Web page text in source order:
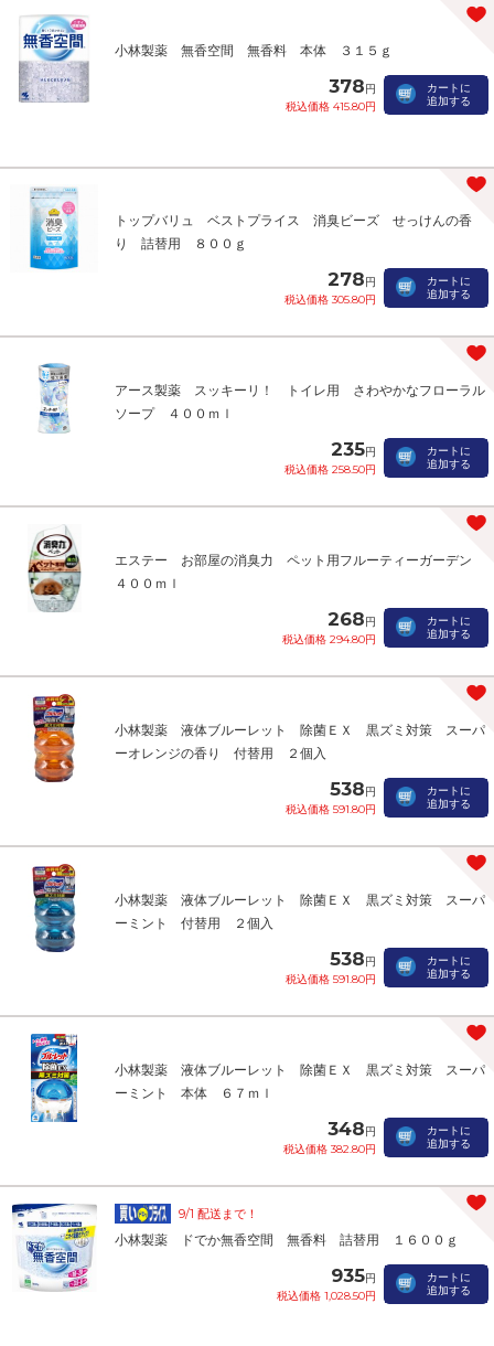
小林製薬 無香空間 無香料 本体 ３１５ｇ
378円
税込価格 415.80円
カートに
追加する
トップバリュ ベストプライス 消臭ビーズ せっけんの香
り 詰替用 ８００ｇ
278円
税込価格 305.80円
カートに
追加する
アース製薬 スッキーリ！ トイレ用 さわやかなフローラル
ソープ ４００ｍｌ
235円
税込価格 258.50円
カートに
追加する
エステー お部屋の消臭力 ペット用フルーティーガーデン
４００ｍｌ
268円
税込価格 294.80円
カートに
追加する
小林製薬 液体ブルーレット 除菌ＥＸ 黒ズミ対策 スーパ
ーオレンジの香り 付替用 ２個入
538円
税込価格 591.80円
カートに
追加する
小林製薬 液体ブルーレット 除菌ＥＸ 黒ズミ対策 スーパ
ーミント 付替用 ２個入
538円
税込価格 591.80円
カートに
追加する
小林製薬 液体ブルーレット 除菌ＥＸ 黒ズミ対策 スーパ
ーミント 本体 ６７ｍｌ
348円
税込価格 382.80円
カートに
追加する
9/1 配送まで！
小林製薬 ドでか無香空間 無香料 詰替用 １６００ｇ
935円
税込価格 1,028.50円
カートに
追加する